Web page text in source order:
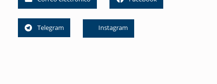
Telegram Instagram